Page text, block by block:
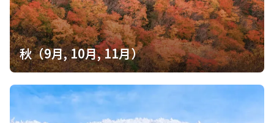
秋（9月, 10月, 11月）